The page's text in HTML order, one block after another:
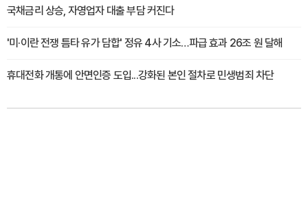
국채금리 상승, 자영업자 대출 부담 커진다
'미·이란 전쟁 틈타 유가 담합' 정유 4사 기소…파급 효과 26조 원 달해
휴대전화 개통에 안면인증 도입...강화된 본인 절차로 민생범죄 차단